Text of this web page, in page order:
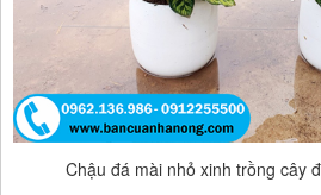
Chậu đá mài nhỏ xinh trồng cây